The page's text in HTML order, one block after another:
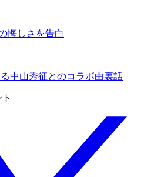
悔しさを告白
中山秀征とのコラボ曲裏話